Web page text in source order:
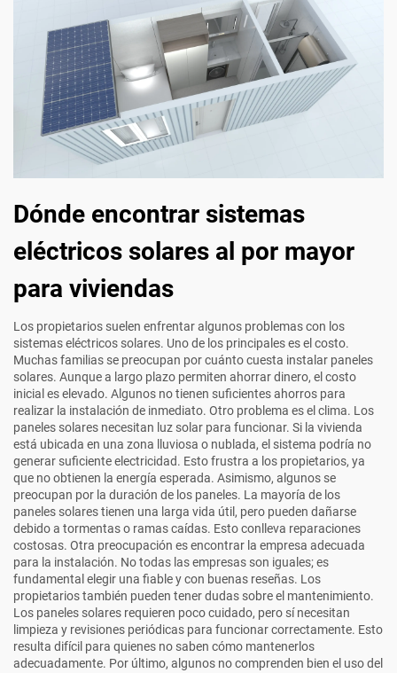
Dónde encontrar sistemas
eléctricos solares al por mayor
para viviendas
Los propietarios suelen enfrentar algunos problemas con los
sistemas eléctricos solares. Uno de los principales es el costo.
Muchas familias se preocupan por cuánto cuesta instalar paneles
solares. Aunque a largo plazo permiten ahorrar dinero, el costo
inicial es elevado. Algunos no tienen suficientes ahorros para
realizar la instalación de inmediato. Otro problema es el clima. Los
paneles solares necesitan luz solar para funcionar. Si la vivienda
está ubicada en una zona lluviosa o nublada, el sistema podría no
generar suficiente electricidad. Esto frustra a los propietarios, ya
que no obtienen la energía esperada. Asimismo, algunos se
preocupan por la duración de los paneles. La mayoría de los
paneles solares tienen una larga vida útil, pero pueden dañarse
debido a tormentas o ramas caídas. Esto conlleva reparaciones
costosas. Otra preocupación es encontrar la empresa adecuada
para la instalación. No todas las empresas son iguales; es
fundamental elegir una fiable y con buenas reseñas. Los
propietarios también pueden tener dudas sobre el mantenimiento.
Los paneles solares requieren poco cuidado, pero sí necesitan
limpieza y revisiones periódicas para funcionar correctamente. Esto
resulta difícil para quienes no saben cómo mantenerlos
adecuadamente. Por último, algunos no comprenden bien el uso del